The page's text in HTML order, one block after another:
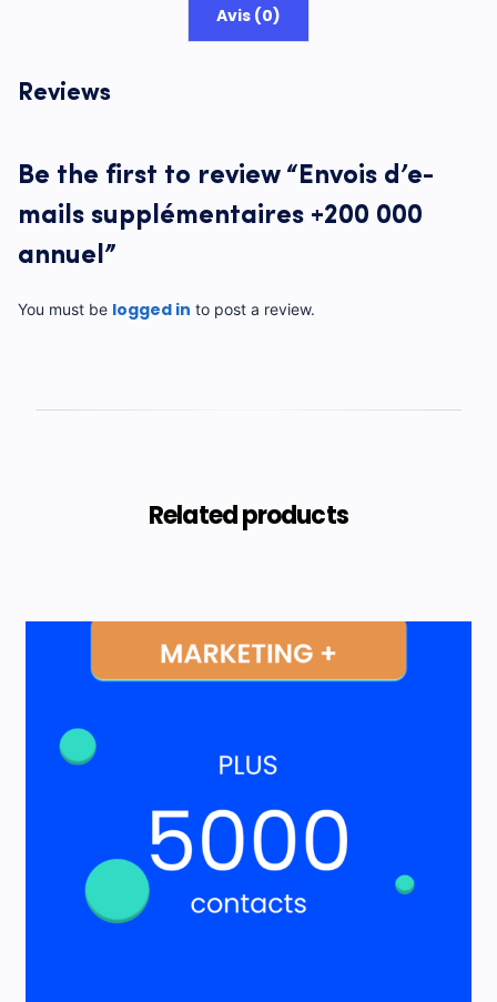
Avis (0)
Reviews
Be the first to review “Envois d’e-
mails supplémentaires +200 000
annuel”
You must be logged in to post a review.
Related products